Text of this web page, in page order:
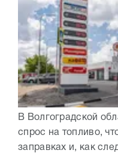
В Волгоградской
спрос на топливо,
заправках и, как